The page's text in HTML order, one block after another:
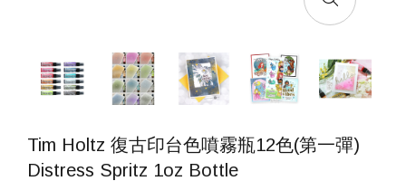
Tim Holtz 復古印台色噴霧瓶12色(第一彈)
Distress Spritz 1oz Bottle